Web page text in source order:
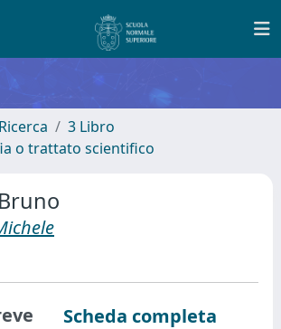
3 Libro
o trattato scientifico
Scheda completa